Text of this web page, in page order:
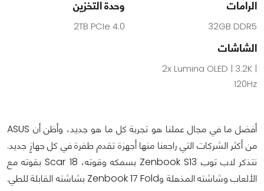
الرامات
32GB DDR5
وحدة التخزين
2TB PCIe 4.0
الشاشات
2x Lumina OLED | 3.2K |
120Hz
أفضل ما في مجال عملنا هو تجربة كل ما هو جديد، وأظن أن ASUS
من أكثر الشركات التي راجعنا منها أجهزة تقدم طفرة في كل جهازٍ جديد.
نتذكر لاب توب Zenbook S13 بسمكه وقوته، Scar 18 بقوته مع
الألعاب وشاشته المذهلة وZenbook 17 Fold بشاشته القابلة للطي.